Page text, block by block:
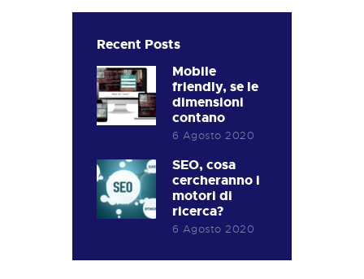
Recent Posts
Mobile
friendly, se le
dimensioni
contano
6 Agosto 2020
SEO, cosa
cercheranno i
motori di
ricerca?
6 Agosto 2020